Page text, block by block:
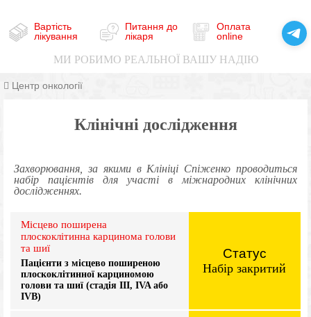
Вартість
лікування
Питання до
лікаря
Оплата
online
МИ РОБИМО РЕАЛЬНОЇ ВАШУ НАДІЮ
Центр онкології
Клінічні дослідження
Захворювання, за якими в Клініці Спіженко проводиться
набір пацієнтів для участі в міжнародних клінічних
дослідженнях.
Місцево поширена
плоскоклітинна карцинома голови
та шиї
Пацієнти з місцево поширеною
плоскоклітинної карциномою
голови та шиї (стадія III, IVA або
IVB)
Статус
Набір закритий